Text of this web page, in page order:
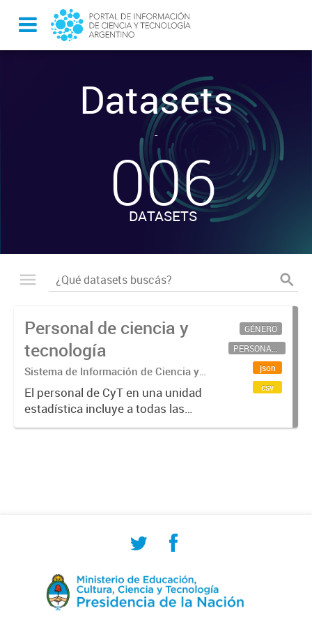
Datasets
-
006
DATASETS
Personal de ciencia y
tecnología
Sistema de Información de Ciencia y
Tecnología Argentino (SICYTAR)
El personal de CyT en una unidad
estadística incluye a todas las
personas involucradas
GÉNERO
PERSONAL CIENTÍFICO-TECNOLÓGICO
json
csv